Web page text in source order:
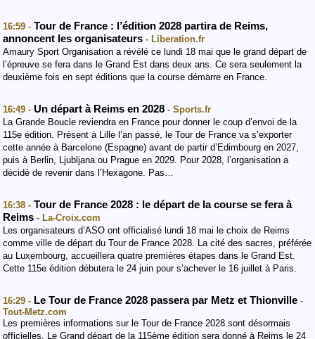
16:59 - Tour de France : l’édition 2028 partira de Reims,
annoncent les organisateurs - Liberation.fr
Amaury Sport Organisation a révélé ce lundi 18 mai que le grand départ de
l’épreuve se fera dans le Grand Est dans deux ans. Ce sera seulement la
deuxième fois en sept éditions que la course démarre en France.
16:49 - Un départ à Reims en 2028 - Sports.fr
La Grande Boucle reviendra en France pour donner le coup d’envoi de la
115e édition. Présent à Lille l’an passé, le Tour de France va s’exporter
cette année à Barcelone (Espagne) avant de partir d’Edimbourg en 2027,
puis à Berlin, Ljubljana ou Prague en 2029. Pour 2028, l’organisation a
décidé de revenir dans l’Hexagone. Pas…
16:38 - Tour de France 2028 : le départ de la course se fera à
Reims - La-Croix.com
Les organisateurs d’ASO ont officialisé lundi 18 mai le choix de Reims
comme ville de départ du Tour de France 2028. La cité des sacres, préférée
au Luxembourg, accueillera quatre premières étapes dans le Grand Est.
Cette 115e édition débutera le 24 juin pour s’achever le 16 juillet à Paris.
16:29 - Le Tour de France 2028 passera par Metz et Thionville -
Tout-Metz.com
Les premières informations sur le Tour de France 2028 sont désormais
officielles. Le Grand départ de la 115ème édition sera donné à Reims le 24